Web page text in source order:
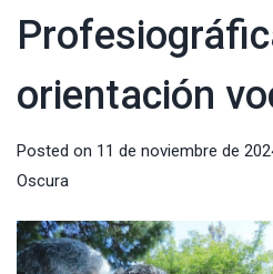
orientación
Posted on 11 de noviembre de
Oscura